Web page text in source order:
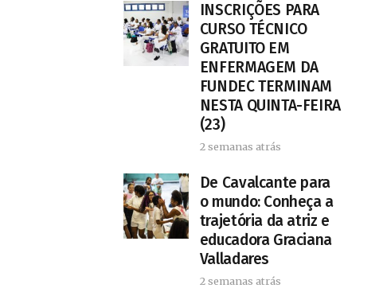
INSCRIÇÕES PARA
CURSO TÉCNICO
GRATUITO EM
ENFERMAGEM DA
FUNDEC TERMINAM
NESTA QUINTA-FEIRA
(23)
2 semanas atrás
De Cavalcante para
o mundo: Conheça a
trajetória da atriz e
educadora Graciana
Valladares
2 semanas atrás